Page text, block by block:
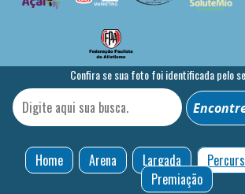
Confira se sua foto foi identificada pelo
Home Arena Largada
Premiação